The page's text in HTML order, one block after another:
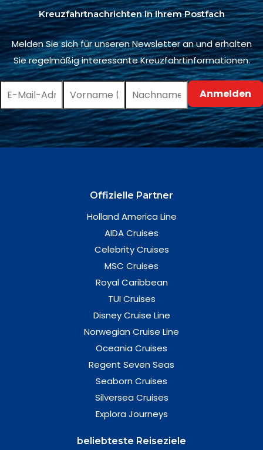
Kreuzfahrtnachrichten in Ihrem Postfach
Melden Sie sich für unseren Newsletter an und erhalten
Sie regelmäßig interessante Kreuzfahrtinformationen.
Offizielle Partner
Holland America Line
AIDA Cruises
Celebrity Cruises
MSC Cruises
Royal Caribbean
TUI Cruises
Disney Cruise Line
Norwegian Cruise Line
Oceania Cruises
Regent Seven Seas
Seaborn Cruises
Silversea Cruises
Explora Journeys
beliebteste Reiseziele